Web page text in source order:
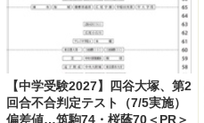
【中学受験2027】四谷大塚、第2
回合不合判定テスト（7/5実施）
偏差値…筑駒74・桜蔭70＜PR＞